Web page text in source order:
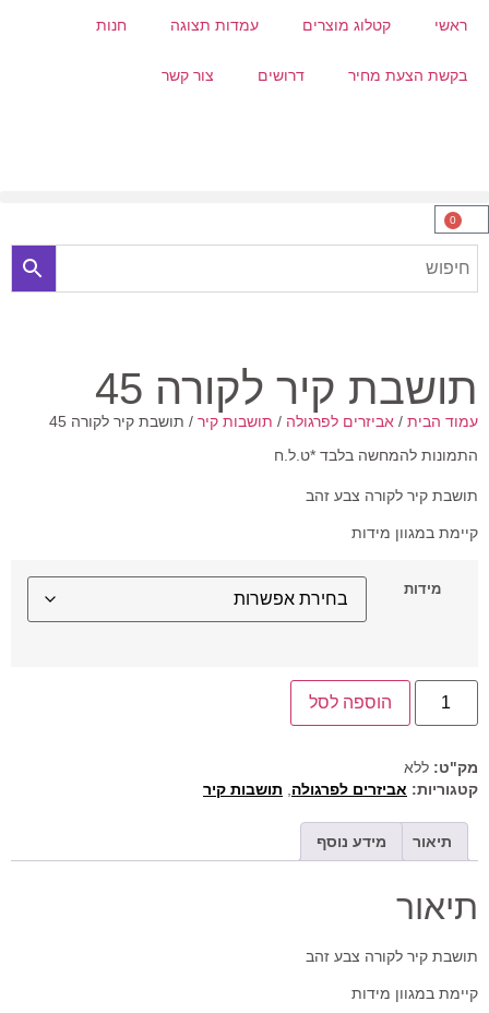
ראשי קטלוג מוצרים עמדות תצוגה חנות
בקשת הצעת מחיר דרושים צור קשר
0
תושבת קיר לקורה 45
עמוד הבית/ אביזרים לפרגולה/ תושבות קיר/ תושבת קיר לקורה 45
התמונות להמחשה בלבד *ט.ל.ח
תושבת קיר לקורה צבע זהב
קיימת במגוון מידות
מידות
הוספה לסל
מק"ט:ללא
קטגוריות: אביזרים לפרגולה,תושבות קיר
תיאור מידע נוסף
תיאור
תושבת קיר לקורה צבע זהב
קיימת במגוון מידות